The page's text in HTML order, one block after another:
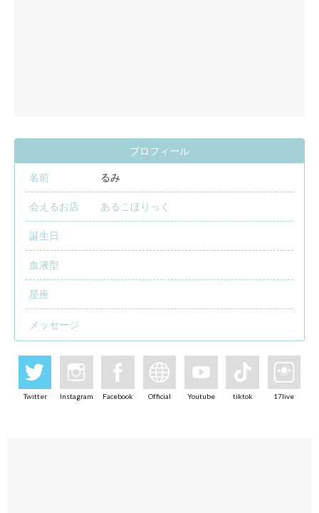
プロフィール
名前 るみ
会えるお店 あるこほりっく
誕生日
血液型
星座
メッセージ
Twitter Instagram Facebook Official Youtube tiktok 17live